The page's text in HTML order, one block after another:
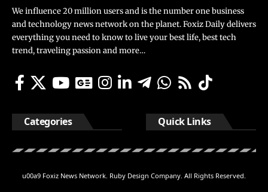
We influence 20 million users and is the number one business
and technology news network on the planet. Foxiz Daily delivers
everything you need to know to live your best life, best tech
trend, traveling passion and more…
Categories Quick Links
u00a9 Foxiz News Network. Ruby Design Company. All Rights Reserved.